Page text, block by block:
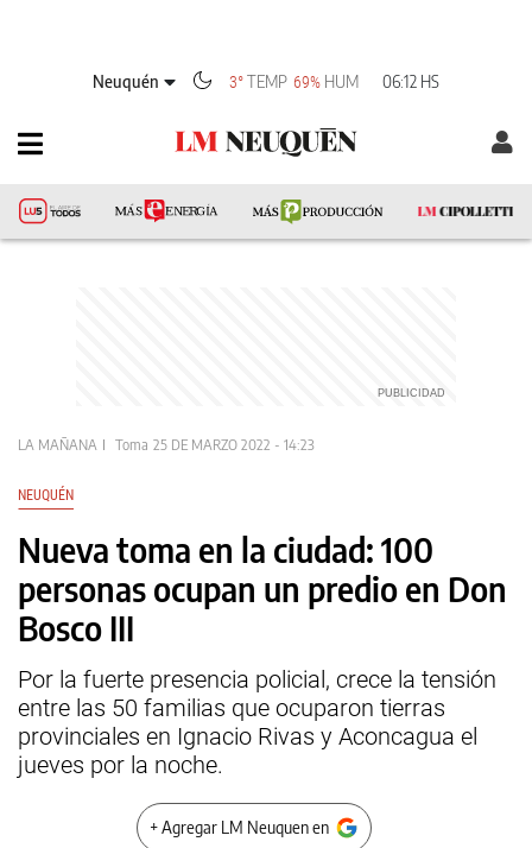
Neuquén 3°TEMP 69% HUM 06:12 HS
LA MAÑANA Toma 25 DE MARZO 2022 - 14:23
NEUQUÉN
Nueva toma en la ciudad: 100
personas ocupan un predio en Don
Bosco III
Por la fuerte presencia policial, crece la tensión
entre las 50 familias que ocuparon tierras
provinciales en Ignacio Rivas y Aconcagua el
jueves por la noche.
+ Agregar LM Neuquen en